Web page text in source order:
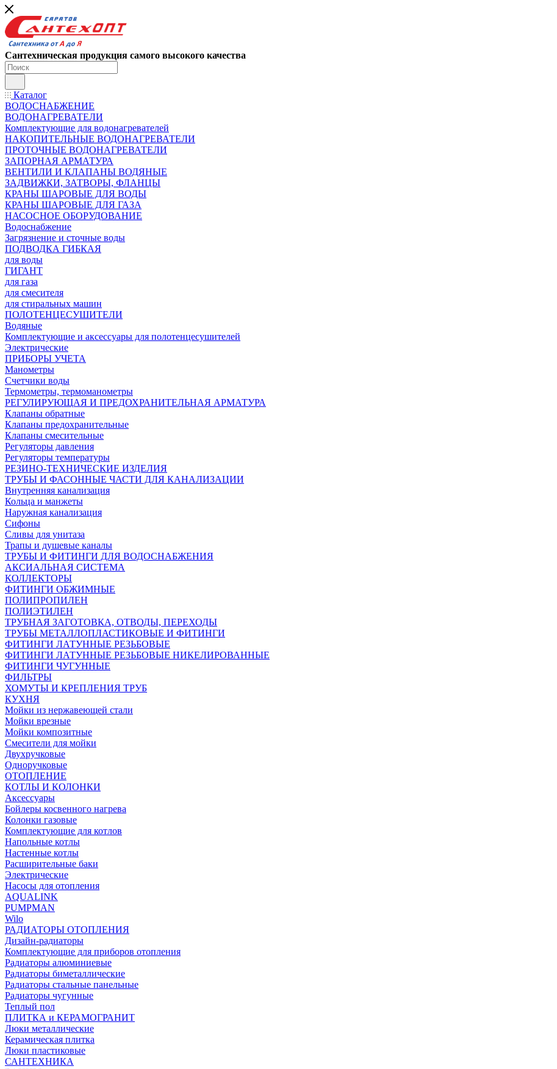
Сантехническая продукция самого высокого качества
Каталог
ВОДОСНАБЖЕНИЕ
ВОДОНАГРЕВАТЕЛИ
Комплектующие для водонагревателей
НАКОПИТЕЛЬНЫЕ ВОДОНАГРЕВАТЕЛИ
ПРОТОЧНЫЕ ВОДОНАГРЕВАТЕЛИ
ЗАПОРНАЯ АРМАТУРА
ВЕНТИЛИ И КЛАПАНЫ ВОДЯНЫЕ
ЗАДВИЖКИ, ЗАТВОРЫ, ФЛАНЦЫ
КРАНЫ ШАРОВЫЕ ДЛЯ ВОДЫ
КРАНЫ ШАРОВЫЕ ДЛЯ ГАЗА
НАСОСНОЕ ОБОРУДОВАНИЕ
Водоснабжение
Загрязнение и сточные воды
ПОДВОДКА ГИБКАЯ
для воды
ГИГАНТ
для газа
для смесителя
для стиральных машин
ПОЛОТЕНЦЕСУШИТЕЛИ
Водяные
Комплектующие и аксессуары для полотенцесушителей
Электрические
ПРИБОРЫ УЧЕТА
Манометры
Счетчики воды
Термометры, термоманометры
РЕГУЛИРУЮЩАЯ И ПРЕДОХРАНИТЕЛЬНАЯ АРМАТУРА
Клапаны обратные
Клапаны предохранительные
Клапаны смесительные
Регуляторы давления
Регуляторы температуры
РЕЗИНО-ТЕХНИЧЕСКИЕ ИЗДЕЛИЯ
ТРУБЫ И ФАСОННЫЕ ЧАСТИ ДЛЯ КАНАЛИЗАЦИИ
Внутренняя канализация
Кольца и манжеты
Наружная канализация
Сифоны
Сливы для унитаза
Трапы и душевые каналы
ТРУБЫ И ФИТИНГИ ДЛЯ ВОДОСНАБЖЕНИЯ
АКСИАЛЬНАЯ СИСТЕМА
КОЛЛЕКТОРЫ
ФИТИНГИ ОБЖИМНЫЕ
ПОЛИПРОПИЛЕН
ПОЛИЭТИЛЕН
ТРУБНАЯ ЗАГОТОВКА, ОТВОДЫ, ПЕРЕХОДЫ
ТРУБЫ МЕТАЛЛОПЛАСТИКОВЫЕ И ФИТИНГИ
ФИТИНГИ ЛАТУННЫЕ РЕЗЬБОВЫЕ
ФИТИНГИ ЛАТУННЫЕ РЕЗЬБОВЫЕ НИКЕЛИРОВАННЫЕ
ФИТИНГИ ЧУГУННЫЕ
ФИЛЬТРЫ
ХОМУТЫ И КРЕПЛЕНИЯ ТРУБ
КУХНЯ
Мойки из нержавеющей стали
Мойки врезные
Мойки композитные
Смесители для мойки
Двухручковые
Одноручковые
ОТОПЛЕНИЕ
КОТЛЫ И КОЛОНКИ
Аксессуары
Бойлеры косвенного нагрева
Колонки газовые
Комплектующие для котлов
Напольные котлы
Настенные котлы
Расширительные баки
Электрические
Насосы для отопления
AQUALINK
PUMPMAN
Wilo
РАДИАТОРЫ ОТОПЛЕНИЯ
Дизайн-радиаторы
Комплектующие для приборов отопления
Радиаторы алюминиевые
Радиаторы биметаллические
Радиаторы стальные панельные
Радиаторы чугунные
Теплый пол
ПЛИТКА и КЕРАМОГРАНИТ
Люки металлические
Керамическая плитка
Люки пластиковые
САНТЕХНИКА